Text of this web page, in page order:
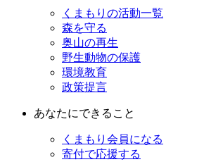
くまもりの活動一覧
森を守る
奥山の再生
野生動物の保護
環境教育
政策提言
あなたにできること
くまもり会員になる
寄付で応援する